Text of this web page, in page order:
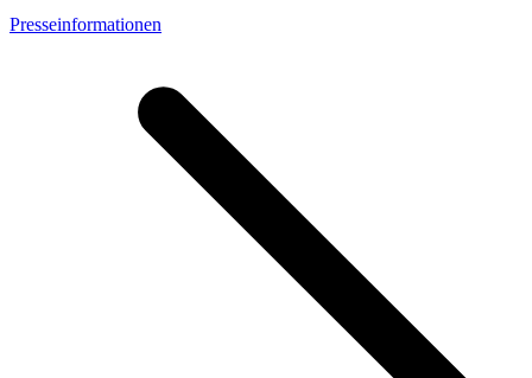
Presseinformationen